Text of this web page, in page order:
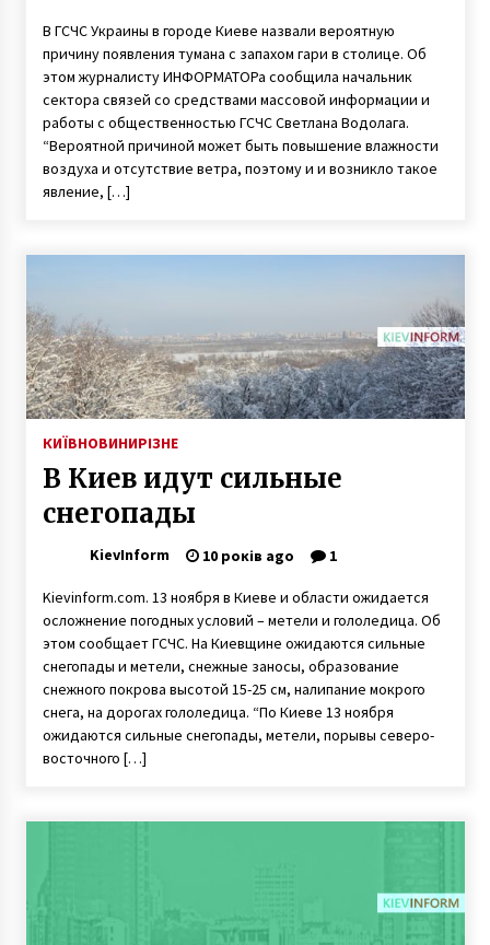
В ГСЧС Украины в городе Киеве назвали вероятную
причину появления тумана с запахом гари в столице. Об
этом журналисту ИНФОРМАТОРа сообщила начальник
сектора связей со средствами массовой информации и
работы с общественностью ГСЧС Светлана Водолага.
“Вероятной причиной может быть повышение влажности
воздуха и отсутствие ветра, поэтому и и возникло такое
явление, […]
КИЇВНОВИНИРІЗНЕ
В Киев идут сильные
снегопады
KievInform 10 років ago 1
Kievinform.com. 13 ноября в Киеве и области ожидается
осложнение погодных условий – метели и гололедица. Об
этом сообщает ГСЧС. На Киевщине ожидаются сильные
снегопады и метели, снежные заносы, образование
снежного покрова высотой 15-25 см, налипание мокрого
снега, на дорогах гололедица. “По Киеве 13 ноября
ожидаются сильные снегопады, метели, порывы северо-
восточного […]